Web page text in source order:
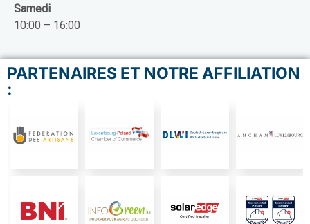
Samedi
10:00 – 16:00
PARTENAIRES ET NOTRE AFFILIATION
: